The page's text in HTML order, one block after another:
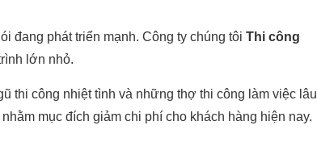
đang phát triển mạnh. Công ty chúng tôi Thi công
lớn nhỏ.
thi công nhiệt tình và những thợ thi công làm việc lâu
mục đích giảm chi phí cho khách hàng hiện nay.